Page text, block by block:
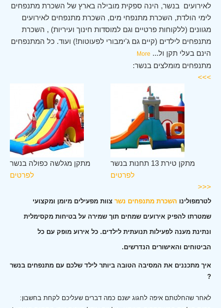
לאירועים בנשר, הינה ספקית מובילה בארץ של השכרת מתנפחים
לימי הולדת, השכרת מתנפחי מים, השכרת מתנפחים לאירועים
מגוונים (ללקוחות פרטיים וגם למוסדות חינוך ועיריות) , השכרת
מתנפחים לילדים (קיים גם ג'ימבורי לפעוטות!) ועוד. כל המתנפחים
הינם בעלי תקן ול...
More
מתנפחים מומלצים בנשר:
>>>
מתקן מגלשה כפולה בנשר
לפרטים
מתקן טירת 13 תחנות בנשר
לפרטים
<<<
לטרמפולינו השכרת מתנפחים נשר צוות מפעילים מיומן ומקצועי
שמטרתו להפיק אירועים שמחים תוך שמירה על בטיחות מקסימלית
ונתינת מענה לפעילות תנועתית לילדים. כל אירוע מופק עם כל
הביטוחים והאישורים הנדרשים.
איך מתכננים את המסיבה הטובה ביותר לילד שלכם עם מתנפחים בנשר
?
לאחר שהחלטתם איפה לחגוג ישנם כמה דברים שעליכם לקחת בחשבון: